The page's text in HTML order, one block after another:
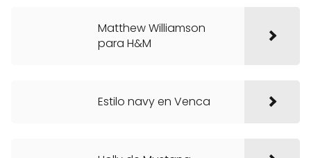
Matthew Williamson
para H&M
Estilo navy en Venca